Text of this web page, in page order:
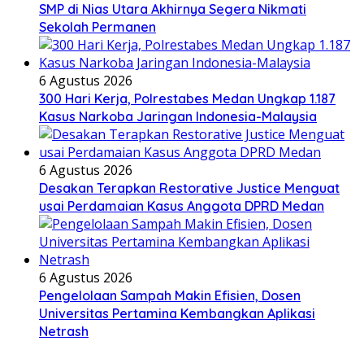
SMP di Nias Utara Akhirnya Segera Nikmati
Sekolah Permanen
6 Agustus 2026
300 Hari Kerja, Polrestabes Medan Ungkap 1.187
Kasus Narkoba Jaringan Indonesia-Malaysia
6 Agustus 2026
Desakan Terapkan Restorative Justice Menguat
usai Perdamaian Kasus Anggota DPRD Medan
6 Agustus 2026
Pengelolaan Sampah Makin Efisien, Dosen
Universitas Pertamina Kembangkan Aplikasi
Netrash